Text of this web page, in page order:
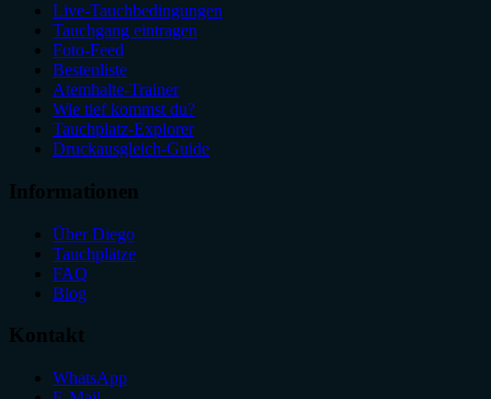
Live-Tauchbedingungen
Tauchgang eintragen
Foto-Feed
Bestenliste
Atemhalte-Trainer
Wie tief kommst du?
Tauchplatz-Explorer
Druckausgleich-Guide
Informationen
Über Diego
Tauchplätze
FAQ
Blog
Kontakt
WhatsApp